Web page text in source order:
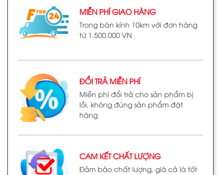
MIỄN PHÍ GIAO HÀNG
Trong bán kính 10km với đơn hàng
từ 1.500.000 VN
ĐỔI TRẢ MIỄN PHÍ
Miễn phí đổi trả cho sản phẩm bị
lỗi, không đúng sản phẩm đặt
hàng
CAM KẾT CHẤT LƯỢNG
Đảm bảo chất lượng, giá cả là tốt